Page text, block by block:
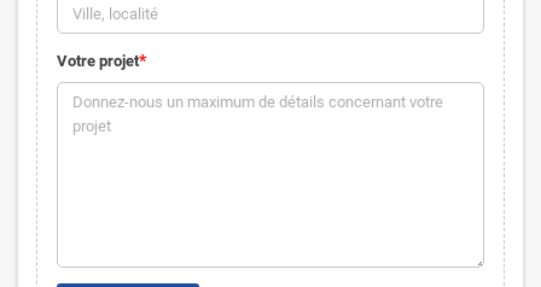
Votre projet